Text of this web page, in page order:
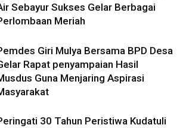
Sebayur Sukses Gelar Berbagai
Meriah
Giri Mulya Bersama BPD Desa
Rapat penyampaian Hasil
Guna Menjaring Aspirasi
30 Tahun Peristiwa Kudatuli